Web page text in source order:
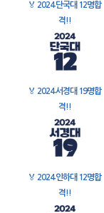
🏅 2024 단국대 12명합
격!!
🏅 2024 서경대 19명합
격!!
🏅 2024 인하대 12명합
격!!